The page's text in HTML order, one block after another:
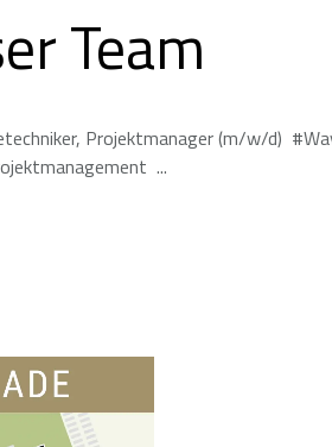
Team
Projektmanager (m/w/d)